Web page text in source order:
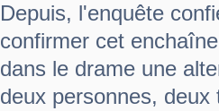
Depuis, l'enquête
confirmer cet
dans le drame une
deux personnes,